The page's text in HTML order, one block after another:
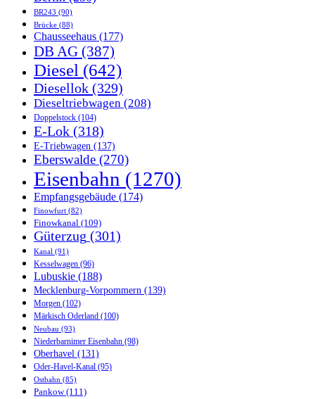
BR243 (90)
Brücke (88)
Chausseehaus (177)
DB AG (387)
Diesel (642)
Diesellok (329)
Dieseltriebwagen (208)
Doppelstock (104)
E-Lok (318)
E-Triebwagen (137)
Eberswalde (270)
Eisenbahn (1270)
Empfangsgebäude (174)
Finowfurt (82)
Finowkanal (109)
Güterzug (301)
Kanal (91)
Kesselwagen (96)
Lubuskie (188)
Mecklenburg-Vorpommern (139)
Morgen (102)
Märkisch Oderland (100)
Neubau (93)
Niederbarnimer Eisenbahn (98)
Oberhavel (131)
Oder-Havel-Kanal (95)
Ostbahn (85)
Pankow(111)